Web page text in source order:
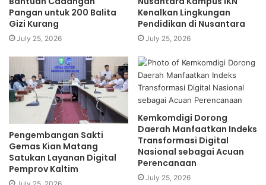
Pangan untuk 200 Balita
Gizi Kurang
July 25, 2026
Kenalkan Lingkungan
Pendidikan di Nusantara
July 25, 2026
Pengembangan Sakti
Gemas Kian Matang
Satukan Layanan Digital
Pemprov Kaltim
Kemkomdigi Dorong
Daerah Manfaatkan Indeks
Transformasi Digital
Nasional sebagai Acuan
Perencanaan
July 25, 2026